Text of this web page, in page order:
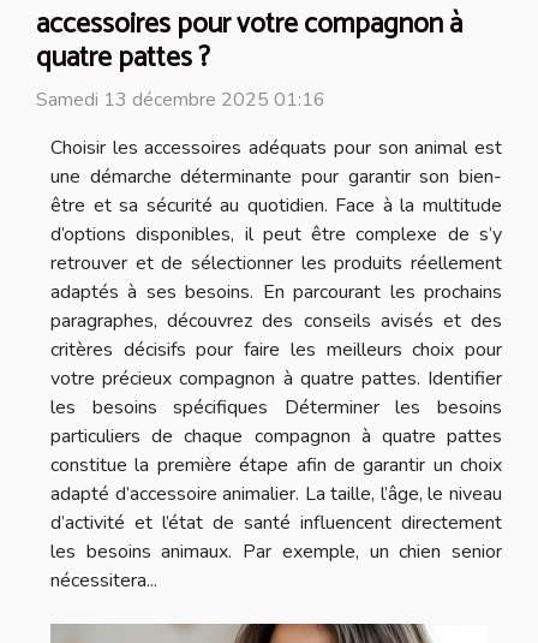
accessoires pour votre compagnon à
quatre pattes ?
Samedi 13 décembre 2025 01:16
Choisir les accessoires adéquats pour son animal est
une démarche déterminante pour garantir son bien-
être et sa sécurité au quotidien. Face à la multitude
d’options disponibles, il peut être complexe de s’y
retrouver et de sélectionner les produits réellement
adaptés à ses besoins. En parcourant les prochains
paragraphes, découvrez des conseils avisés et des
critères décisifs pour faire les meilleurs choix pour
votre précieux compagnon à quatre pattes. Identifier
les besoins spécifiques Déterminer les besoins
particuliers de chaque compagnon à quatre pattes
constitue la première étape afin de garantir un choix
adapté d’accessoire animalier. La taille, l’âge, le niveau
d’activité et l’état de santé influencent directement
les besoins animaux. Par exemple, un chien senior
nécessitera...